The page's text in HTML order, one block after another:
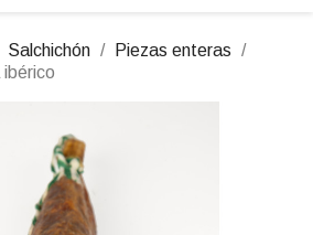
Salchichón
Piezas enteras